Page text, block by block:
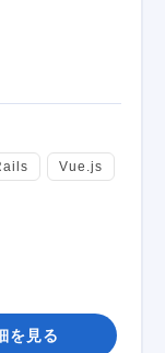
Vue.js
を見る